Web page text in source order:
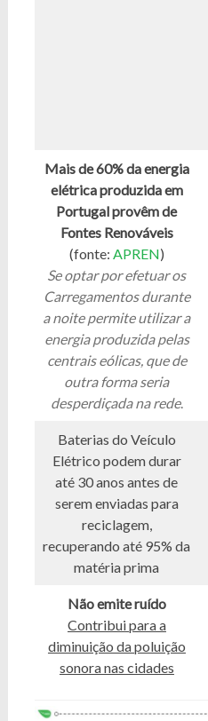
Mais de 60% da energia
elétrica produzida em
Portugal provêm de
Fontes Renováveis
(fonte: APREN)
Se optar por efetuar os
Carregamentos durante
a noite permite utilizar a
energia produzida pelas
centrais eólicas, que de
outra forma seria
desperdiçada na rede.
Baterias do Veículo
Elétrico podem durar
até 30 anos antes de
serem enviadas para
reciclagem,
recuperando até 95% da
matéria prima
Não emite ruído
Contribui para a
diminuição da poluição
sonora nas cidades